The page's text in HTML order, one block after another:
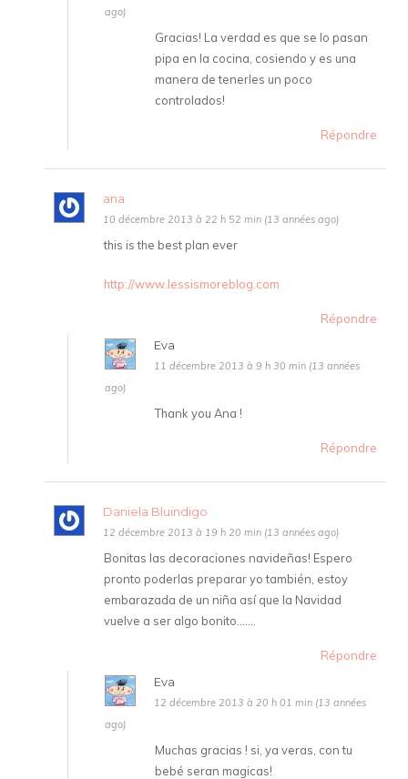
ago)
Gracias! La verdad es que se lo pasan
pipa en la cocina, cosiendo y es una
manera de tenerles un poco
controlados!
Répondre
ana
10 décembre 2013 à 22 h 52 min (13 années ago)
this is the best plan ever
http://www.lessismoreblog.com
Répondre
Eva
11 décembre 2013 à 9 h 30 min (13 années
ago)
Thank you Ana !
Répondre
Daniela Bluindigo
12 décembre 2013 à 19 h 20 min (13 années ago)
Bonitas las decoraciones navideñas! Espero
pronto poderlas preparar yo también, estoy
embarazada de un niña así que la Navidad
vuelve a ser algo bonito…….
Répondre
Eva
12 décembre 2013 à 20 h 01 min (13 années
ago)
Muchas gracias ! si, ya veras, con tu
bebé seran magicas!